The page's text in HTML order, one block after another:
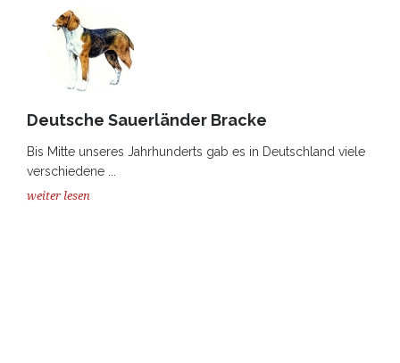
Deutsche Sauerländer Bracke
Bis Mitte unseres Jahrhunderts gab es in Deutschland viele
verschiedene ...
weiter lesen